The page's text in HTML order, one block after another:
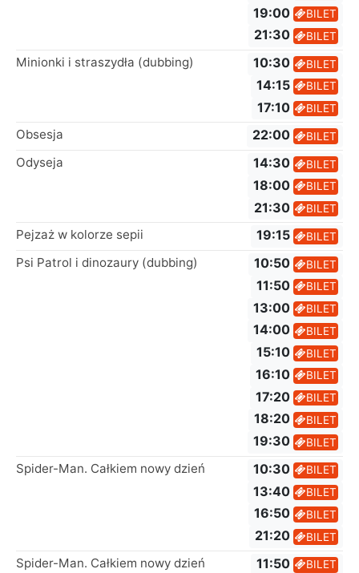
19:00 BILET
21:30 BILET
Minionki i straszydła (dubbing) 10:30 BILET
14:15 BILET
17:10 BILET
Obsesja 22:00 BILET
Odyseja 14:30 BILET
18:00 BILET
21:30 BILET
Pejzaż w kolorze sepii 19:15 BILET
Psi Patrol i dinozaury (dubbing) 10:50 BILET
11:50 BILET
13:00 BILET
14:00 BILET
15:10 BILET
16:10 BILET
17:20 BILET
18:20 BILET
19:30 BILET
Spider-Man. Całkiem nowy dzień 10:30 BILET
13:40 BILET
16:50 BILET
21:20 BILET
Spider-Man. Całkiem nowy dzień
11:50 BILET